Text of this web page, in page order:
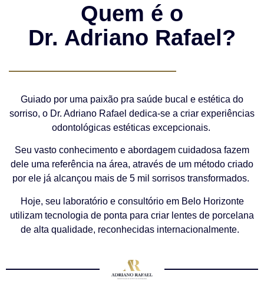
Quem é o
Dr. Adriano Rafael?
Guiado por uma paixão pra saúde bucal e estética do
sorriso, o Dr. Adriano Rafael dedica-se a criar experiências
odontológicas estéticas excepcionais.
Seu vasto conhecimento e abordagem cuidadosa fazem
dele uma referência na área, através de um método criado
por ele já alcançou mais de 5 mil sorrisos transformados.
Hoje, seu laboratório e consultório em Belo Horizonte
utilizam tecnologia de ponta para criar lentes de porcelana
de alta qualidade, reconhecidas internacionalmente.